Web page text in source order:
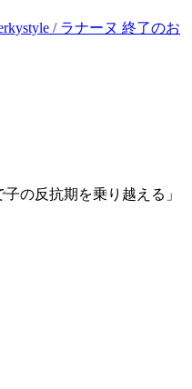
/ ラナーヌ 終了のお
の反抗期を乗り越える」